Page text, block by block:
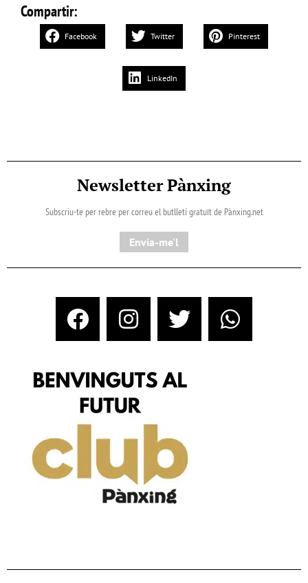
Compartir:
Facebook Twitter Pinterest
LinkedIn
Newsletter Pànxing
Subscriu-te per rebre per correu el butlletí gratuït de Pànxing.net​
Envia-me'l